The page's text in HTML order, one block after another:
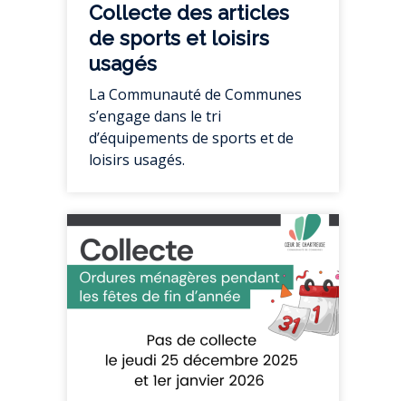
Collecte des articles
de sports et loisirs
usagés
La Communauté de Communes
s’engage dans le tri
d’équipements de sports et de
loisirs usagés.